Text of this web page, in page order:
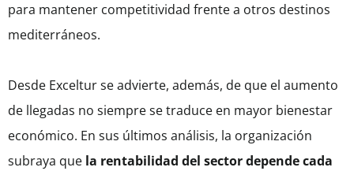
para mantener competitividad frente a otros destinos
mediterráneos.
Desde Exceltur se advierte, además, de que el aumento
de llegadas no siempre se traduce en mayor bienestar
económico. En sus últimos análisis, la organización
subraya que la rentabilidad del sector depende cada